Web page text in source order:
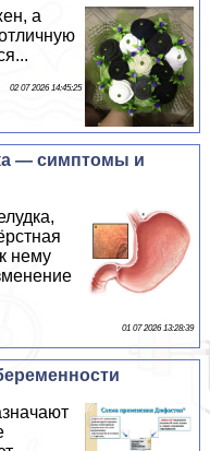
а
02 07 2026 14:45:25
— симптомы и
нему
01 07 2026 13:28:39